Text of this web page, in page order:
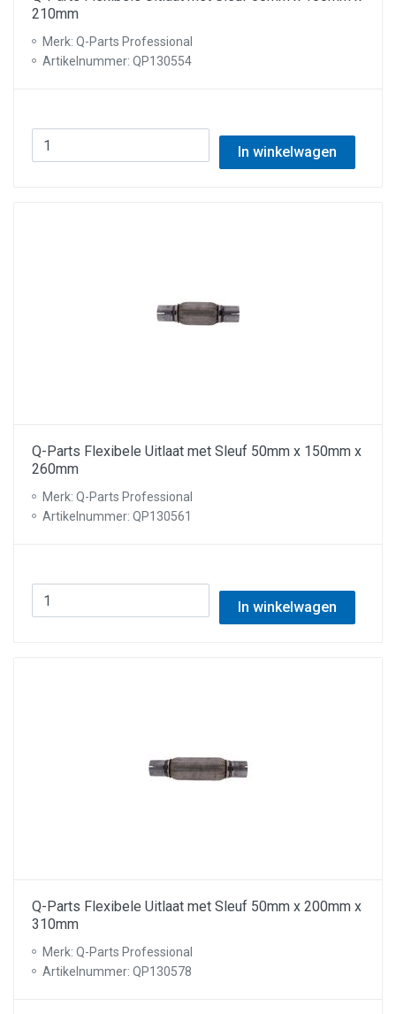
210mm
Merk: Q-Parts Professional
Artikelnummer: QP130554
In winkelwagen
Q-Parts Flexibele Uitlaat met Sleuf 50mm x 150mm x
260mm
Merk: Q-Parts Professional
Artikelnummer: QP130561
In winkelwagen
Q-Parts Flexibele Uitlaat met Sleuf 50mm x 200mm x
310mm
Merk: Q-Parts Professional
Artikelnummer: QP130578